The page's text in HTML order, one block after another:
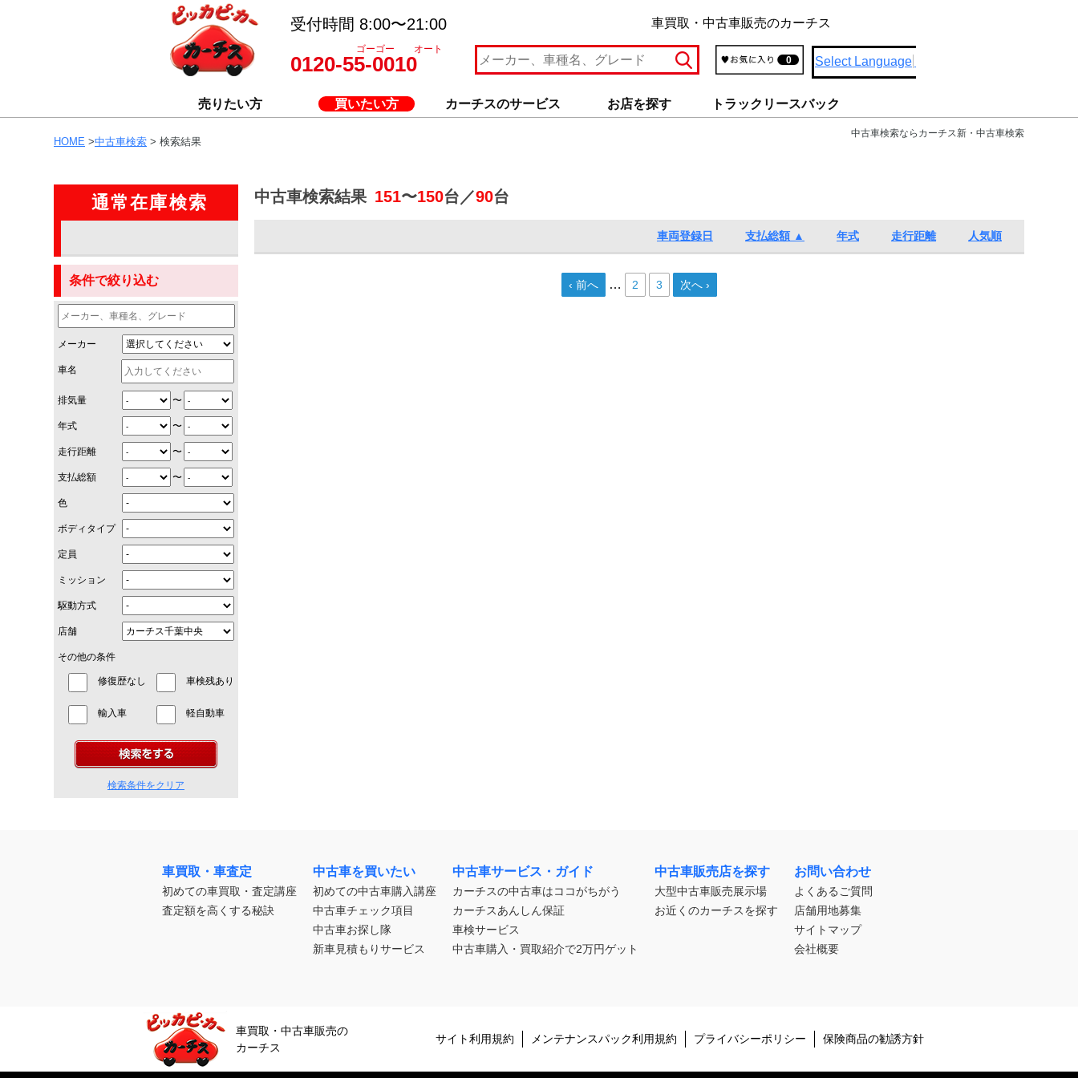
受付時間 8:00〜21:00
ゴーゴー オート
0120-55-0010
車買取・中古車販売のカーチス
0 Select Language
売りたい方 買いたい方 カーチスのサービス お店を探す トラックリースバック
中古車検索ならカーチス新・中古車検索
HOME >中古車検索 > 検索結果
通常在庫検索
条件で絞り込む
メーカー
車名
排気量 〜
年式 〜
走行距離 〜
支払総額 〜
色
ボディタイプ
定員
ミッション
駆動方式
店舗
その他の条件
修復歴なし 車検残あり
輸入車 軽自動車
検索条件をクリア
中古車検索結果 151〜150台／90台
車両登録日 支払総額 ▲ 年式 走行距離 人気順
‹ 前へ … 2 3 次へ ›
車買取・車査定
初めての車買取・査定講座
査定額を高くする秘訣
中古車を買いたい
初めての中古車購入講座
中古車チェック項目
中古車お探し隊
新車見積もりサービス
中古車サービス・ガイド
カーチスの中古車はココがちがう
カーチスあんしん保証
車検サービス
中古車購入・買取紹介で2万円ゲット
中古車販売店を探す
大型中古車販売展示場
お近くのカーチスを探す
お問い合わせ
よくあるご質問
店舗用地募集
サイトマップ
会社概要
車買取・中古車販売の
カーチス
サイト利用規約 メンテナンスパック利用規約 プライバシーポリシー 保険商品の勧誘方針